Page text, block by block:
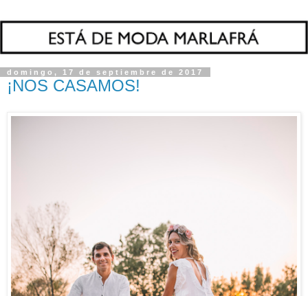
domingo, 17 de septiembre de 2017
¡NOS CASAMOS!